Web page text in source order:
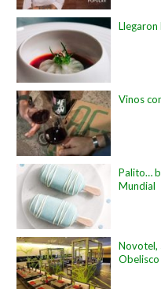
Vinos
Palito…
Mundial
Novotel,
Obelisco